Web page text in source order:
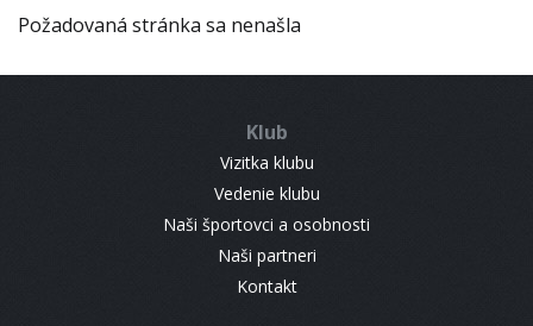
Požadovaná stránka sa nenašla
Klub
Vizitka klubu
Vedenie klubu
Naši športovci a osobnosti
Naši partneri
Kontakt
RESULTS
CONTACT